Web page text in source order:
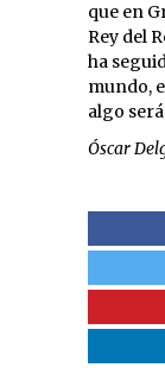
que en
Rey del
ha
mundo,
algo
Óscar